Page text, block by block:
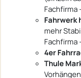
Fachfirma
Fahrwerk
mehr
Fachfirma
4er
Thule